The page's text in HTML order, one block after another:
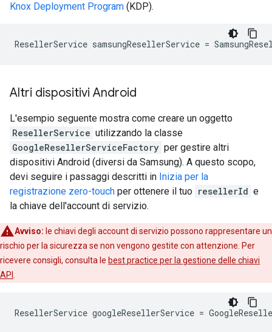
Knox Deployment Program (KDP).
ResellerService samsungResellerService =
Altri dispositivi Android
L'esempio seguente mostra come creare un oggetto
ResellerService utilizzando la classe
GoogleResellerServiceFactory per gestire altri
dispositivi Android (diversi da Samsung). A questo scopo,
devi seguire i passaggi descritti in Inizia per la
registrazione zero-touch per ottenere il tuo resellerId e
la chiave dell'account di servizio.
Avviso: le chiavi degli account di servizio possono rappresentare un
rischio per la sicurezza se non vengono gestite con attenzione. Per
ricevere consigli, consulta le best practice per la gestione delle chiavi
API
ResellerService googleResellerService =